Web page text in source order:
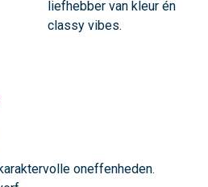
liefhebber van kleur én
classy vibes.
oneffenheden.